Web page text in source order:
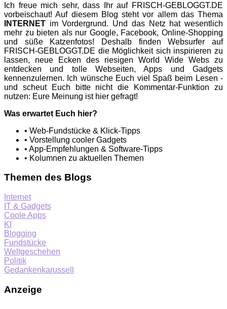
Ich freue mich sehr, dass Ihr auf FRISCH-GEBLOGGT.DE
vorbeischaut! Auf diesem Blog steht vor allem das Thema
INTERNET im Vordergrund. Und das Netz hat wesentlich
mehr zu bieten als nur Google, Facebook, Online-Shopping
und süße Katzenfotos! Deshalb finden Websurfer auf
FRISCH-GEBLOGGT.DE die Möglichkeit sich inspirieren zu
lassen, neue Ecken des riesigen World Wide Webs zu
entdecken und tolle Webseiten, Apps und Gadgets
kennenzulernen. Ich wünsche Euch viel Spaß beim Lesen -
und scheut Euch bitte nicht die Kommentar-Funktion zu
nutzen: Eure Meinung ist hier gefragt!
Was erwartet Euch hier?
• Web-Fundstücke & Klick-Tipps
• Vorstellung cooler Gadgets
• App-Empfehlungen & Software-Tipps
• Kolumnen zu aktuellen Themen
Themen des Blogs
Internet
IT & Gadgets
Coole Apps
KI
Blogging
Fundstücke
Weltgeschehen
Politik
Gedankenkarussell
Anzeige